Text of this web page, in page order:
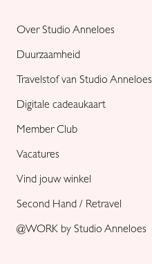
Over Studio Anneloes
Duurzaamheid
Travelstof van Studio Anneloes
Digitale cadeaukaart
Member Club
Vacatures
Vind jouw winkel
Second Hand / Retravel
@WORK by Studio Anneloes